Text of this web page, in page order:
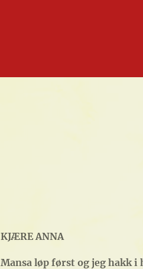
KJÆRE ANNA
Mansa løp først og jeg hakk